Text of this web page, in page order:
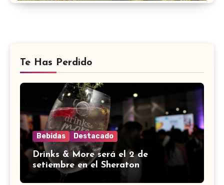
Te Has Perdido
Bebidas Destacado
Drinks & More será el 2 de
setiembre en el Sheraton